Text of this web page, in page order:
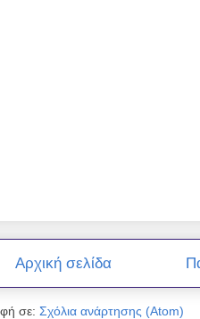
Αρχική σελίδα
σε: Σχόλια ανάρτησης (Atom)